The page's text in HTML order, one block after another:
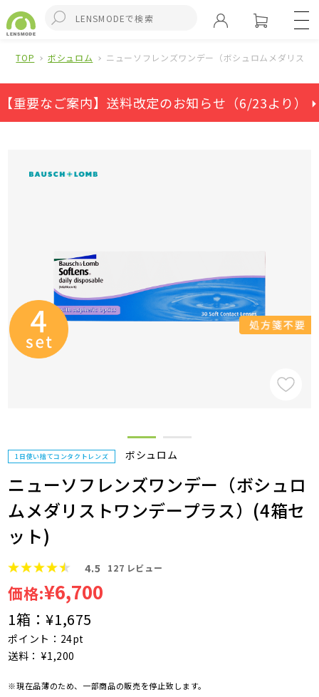
TOP ボシュロム ニューソフレンズワンデー（ボシュロムメダリスト
【重要なご案内】送料改定のお知らせ（6/23より） ⏵
1日使い捨てコンタクトレンズ ボシュロム
ニューソフレンズワンデー（ボシュロ
ムメダリストワンデープラス）(4箱セ
ット)
4.5 127 レビュー
価格:¥6,700
1箱：¥1,675
ポイント：24pt
送料： ¥1,200
※現在品薄のため、一部商品の販売を停止致します。